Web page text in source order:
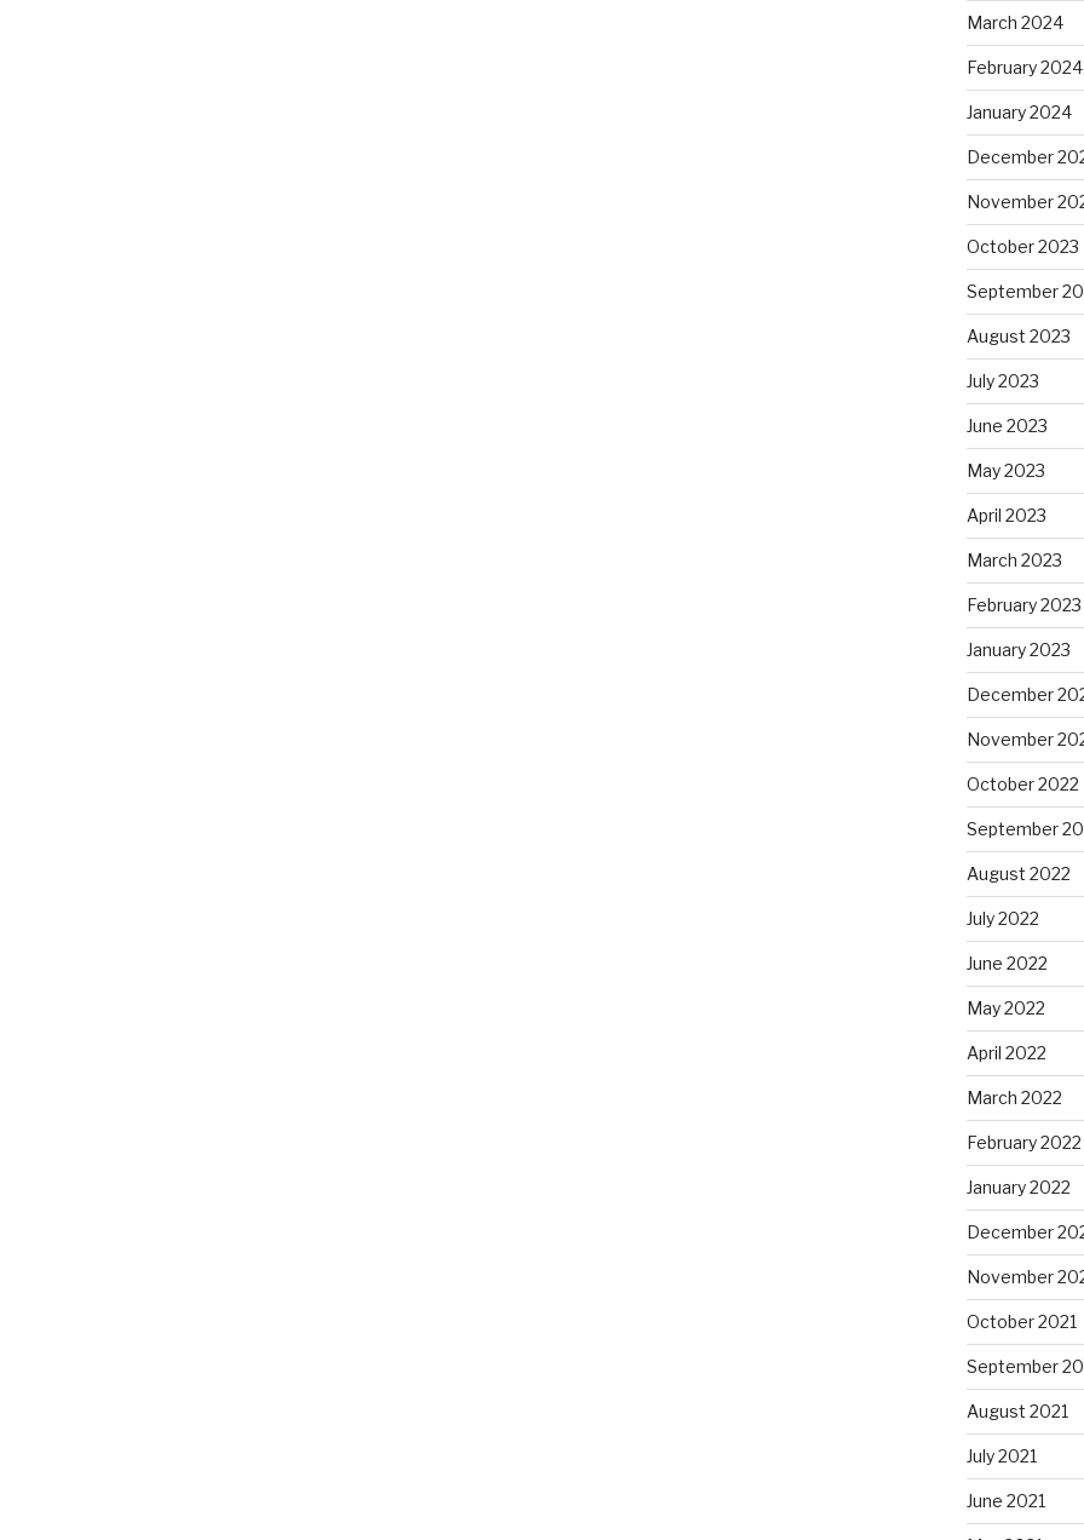
March 2024
February 2024
January 2024
December
November
October 2023
September
August 2023
July 2023
June 2023
May 2023
April 2023
March 2023
February 2023
January 2023
December
November
October 2022
September
August 2022
July 2022
June 2022
May 2022
April 2022
March 2022
February 2022
January 2022
December
November
October 2021
September
August 2021
July 2021
June 2021